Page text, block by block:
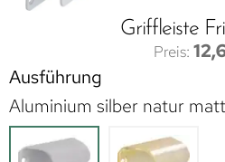
Griffleiste
Ausführung
Aluminium silber natur matt